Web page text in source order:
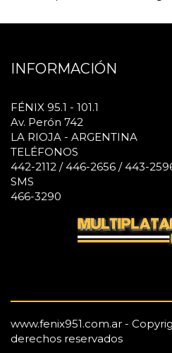
INFORMACIÓN
FÉNIX 95.1 - 101.1
Av. Perón 742
LA RIOJA - ARGENTINA
TELÉFONOS
442-2112 / 446-2656 / 443-
SMS
466-3290
www.fenix951.com.ar -
derechos reservados